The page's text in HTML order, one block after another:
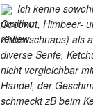
Ich kenne
Coconut, Himbeer-
Zirbenschnaps) als
diverse Senfe,
nicht vergleichbar
Handel, der
schmeckt zB beim